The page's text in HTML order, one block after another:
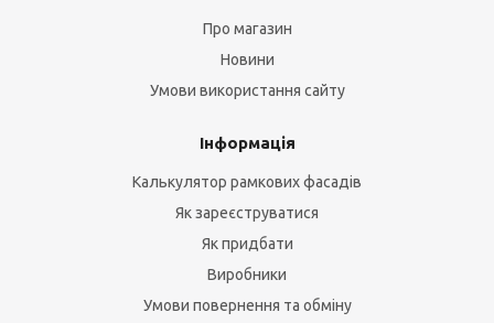
Про магазин
Новини
Умови використання сайту
Інформація
Калькулятор рамкових фасадів
Як зареєструватися
Як придбати
Виробники
Умови повернення та обміну